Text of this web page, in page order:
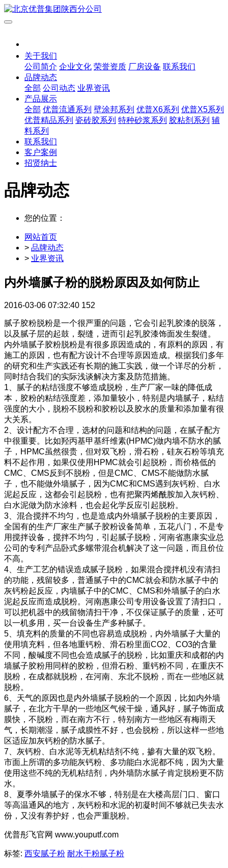
关于我们
公司简介 企业文化 荣誉资质 厂房设备 联系我们
品牌动态
全部 公司动态 业界资讯
产品展示
全部 优普流通系列 壁涂邦系列 优普X6系列 优普X5系列
优普精品系列 瓷砖胶系列 特种砂浆系列 胶粘剂系列 辅
料系列
联系我们
客户案例
招贤纳士
品牌动态
您的位置：
网站首页
> 品牌动态
> 业界资讯
内外墙腻子粉的脱粉原因及如何防止
2016-03-06 07:32:40 152
腻子胶粉脱粉是一个很严重的问题，它会引起乳胶漆的脱落，
以及腻子层的起鼓，裂缝，进而引起乳胶漆饰面发生裂缝。
内外墙腻子胶粉脱粉是有很多原因造成的，有原料的原因，有
施工的原因，也有配方设计不合理等原因造成。根据我们多年
的研究和生产实践还有长期的施工实践，做一个详尽的分析，
同时结合我们的实际浅谈解决方案及防范措施。
1、腻子的粘结强度不够造成脱粉，生产厂家一味的降低成
本，胶粉的粘结强度差，添加量较小，特别是内墙腻子，粘结
强度的大小，脱粉不脱粉和胶粉以及胶水的质量和添加量有很
大关系。
2、设计配方不合理，选材的问题和结构的问题，在腻子配方
中很重要。比如羟丙基甲基纤维素(HPMC)做内墙不防水的腻
子，HPMC虽然很贵，但对双飞粉，滑石粉，硅灰石粉等填充
料不起作用，如果仅使用HPMC就会引起脱粉，而价格低的
CMC、CMS反到不脱粉，但是CMC、CMS不能做防水腻
子，也不能做外墙腻子，因为CMC和CMS遇到灰钙粉、白水
泥起反应，这都会引起脱粉，也有把聚丙烯酰胺加入灰钙粉、
白水泥做为防水涂料，也会起化学反应引起脱粉。
3、混合搅拌不均匀，也是造成内外墙腻子脱粉的主要原因，
全国有的生产厂家生产腻子胶粉设备简单，五花八门，不是专
用搅拌设备，搅拌不均匀，引起腻子脱粉，河南省惠康实业总
公司的专利产品卧式多螺带混合机解决了这一问题，而且价位
不高。
4、生产工艺的错误造成腻子脱粉，如果混合搅拌机没有清扫
的功能，残留较多，普通腻子中的CMC就会和防水腻子中的
灰钙粉起反应，内墙腻子中的CMC、CMS和外墙腻子的白水
泥起反应而造成脱粉。河南惠康公司专用设备设置了清扫口，
可以把机器中的残留物清扫干净，不仅保证腻子的质量，还可
以一机多用，买一台设备生产多种腻子。
5、填充料的质量的不同也容易造成脱粉，内外墙腻子大量的
使用填充料，但各地重钙粉、滑石粉里面CO2、CO3的含量
不同，酸碱度不同也会造成腻子的脱粉，比如重庆和成都的内
墙腻子胶粉用同样的胶粉，但滑石粉、重钙粉不同，在重庆不
脱粉，在成都就脱粉，在河南、东北不脱粉，而在一些地区就
脱粉。
6、天气的原因也是内外墙腻子脱粉的一个原因，比如内外墙
腻子，在北方干旱的一些地区气候干燥，通风好，腻子饰面成
膜快，不脱粉，而在南方不行，特别南方一些地区有梅雨天
气，长期潮湿，腻子成膜性不好，也会脱粉，所以这样一些地
区适应加灰钙粉的防水腻子。
7、灰钙粉、白水泥等无机粘结剂不纯，掺有大量的双飞粉。
市面上所谓的多功能灰钙粉、多功能白水泥都不纯，因为大量
使用这些不纯的无机粘结剂，内外墙防水腻子肯定脱粉更不防
水。
8、夏季外墙腻子的保水不够，特别是在大楼高层门口、窗口
等高温通风的地方，灰钙粉和水泥的初凝时间不够就已失去水
份，又没有养护好，也会严重脱粉。
优普彤飞官网 www.youputf.com
标签: 西安腻子粉 耐水干粉腻子粉